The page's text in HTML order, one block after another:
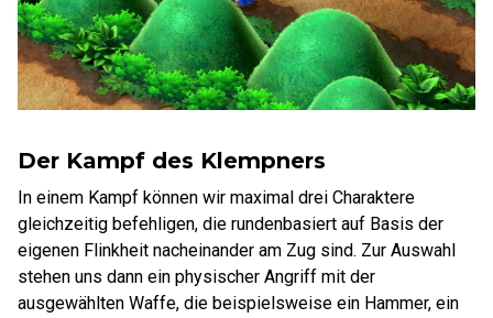
Der Kampf des Klempners
In einem Kampf können wir maximal drei Charaktere
gleichzeitig befehligen, die rundenbasiert auf Basis der
eigenen Flinkheit nacheinander am Zug sind. Zur Auswahl
stehen uns dann ein physischer Angriff mit der
ausgewählten Waffe, die beispielsweise ein Hammer, ein